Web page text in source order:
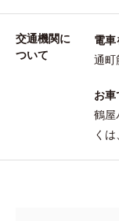
交通機関に
ついて
電
通町
お
鶴屋
く